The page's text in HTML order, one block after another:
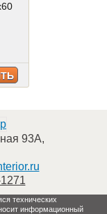
93А,
технических
информационный